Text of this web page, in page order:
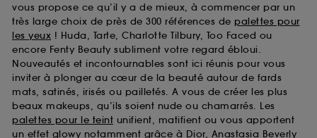
vous propose ce qu’il y a de mieux, à commencer par un
très large choix de près de 300 références de palettes pour
les yeux ! Huda, Tarte, Charlotte Tilbury, Too Faced ou
encore Fenty Beauty subliment votre regard ébloui.
Nouveautés et incontournables sont ici réunis pour vous
inviter à plonger au cœur de la beauté autour de fards
mats, satinés, irisés ou pailletés. A vous de créer les plus
beaux makeups, qu’ils soient nude ou chamarrés. Les
palettes pour le teint unifient, matifient ou vous apportent
un effet glowy notamment grâce à Dior, Anastasia Beverly